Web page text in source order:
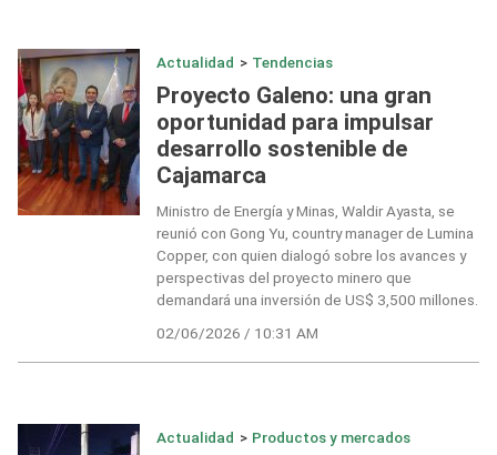
Actualidad > Tendencias
Proyecto Galeno: una gran
oportunidad para impulsar
desarrollo sostenible de
Cajamarca
Ministro de Energía y Minas, Waldir Ayasta, se
reunió con Gong Yu, country manager de Lumina
Copper, con quien dialogó sobre los avances y
perspectivas del proyecto minero que
demandará una inversión de US$ 3,500 millones.
02/06/2026 / 10:31 AM
Actualidad > Productos y mercados